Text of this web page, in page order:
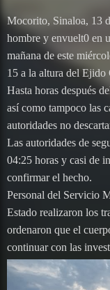
Mocorito, Sinaloa, 13
hombre y envuelt0 en
mañana de este
15 a la altura del Ejido
Hasta horas después
así como tampoco las
autoridades no
Las autoridades de
04:25 horas y casi de
confirmar el hecho.
Personal del Servicio
Estado realizaron los
ordenaron que el
continuar con las